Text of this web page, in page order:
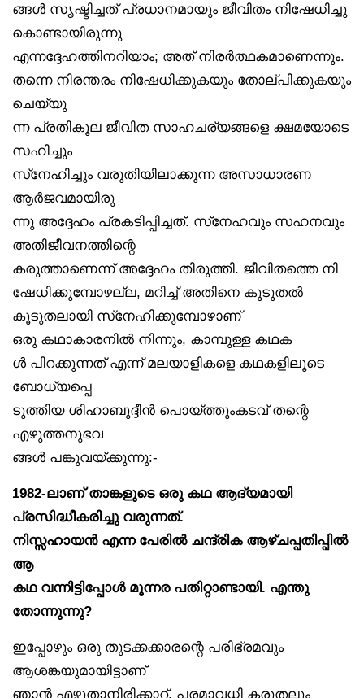
ങ്ങൾ സൃഷ്ടിച്ചത് പ്രധാനമായും ജീവിതം നിഷേധിച്ചു
കൊണ്ടായിരുന്നു
എന്നദ്ദേഹത്തിനറിയാം; അത് നിരർത്ഥകമാണെന്നും.
തന്നെ നിരന്തരം നിഷേധിക്കുകയും തോല്പിക്കുകയും
ചെയ്യു
ന്ന പ്രതികൂല ജീവിത സാഹചര്യങ്ങളെ ക്ഷമയോടെ
സഹിച്ചും
സ്‌നേഹിച്ചും വരുതിയിലാക്കുന്ന അസാധാരണ
ആർജവമായിരു
ന്നു അദ്ദേഹം പ്രകടിപ്പിച്ചത്. സ്‌നേഹവും സഹനവും
അതിജീവനത്തിന്റെ
കരുത്താണെന്ന് അദ്ദേഹം തിരുത്തി. ജീവിതത്തെ നി
ഷേധിക്കുമ്പോഴല്ല, മറിച്ച് അതിനെ കൂടുതൽ
കൂടുതലായി സ്‌നേഹിക്കുമ്പോഴാണ്
ഒരു കഥാകാരനിൽ നിന്നും, കാമ്പുള്ള കഥക
ൾ പിറക്കുന്നത് എന്ന് മലയാളികളെ കഥകളിലൂടെ
ബോധ്യപ്പെ
ടുത്തിയ ശിഹാബുദ്ദീൻ പൊയ്ത്തുംകടവ് തന്റെ
എഴുത്തനുഭവ
ങ്ങൾ പങ്കുവയ്ക്കുന്നു:-
1982-ലാണ് താങ്കളുടെ ഒരു കഥ ആദ്യമായി
പ്രസിദ്ധീകരിച്ചു വരുന്നത്.
നിസ്സഹായൻ എന്ന പേരിൽ ചന്ദ്രിക ആഴ്ചപ്പതിപ്പിൽ
ആ
കഥ വന്നിട്ടിപ്പോൾ മൂന്നര പതിറ്റാണ്ടായി. എന്തു
തോന്നുന്നു?
ഇപ്പോഴും ഒരു തുടക്കക്കാരന്റെ പരിഭ്രമവും
ആശങ്കയുമായിട്ടാണ്
ഞാൻ എഴുതാനിരിക്കാറ്. പരമാവധി കരുതലും